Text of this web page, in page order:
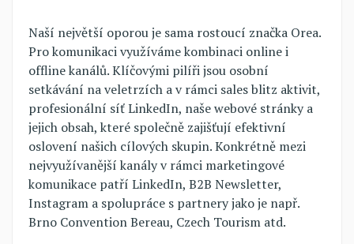
Naší největší oporou je sama rostoucí značka Orea.
Pro komunikaci využíváme kombinaci online i
offline kanálů. Klíčovými pilíři jsou osobní
setkávání na veletrzích a v rámci sales blitz aktivit,
profesionální síť LinkedIn, naše webové stránky a
jejich obsah, které společně zajišťují efektivní
oslovení našich cílových skupin. Konkrétně mezi
nejvyužívanější kanály v rámci marketingové
komunikace patří LinkedIn, B2B Newsletter,
Instagram a spolupráce s partnery jako je např.
Brno Convention Bereau, Czech Tourism atd.